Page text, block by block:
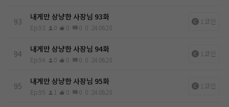
93 내게만 상냥한 사장님 93화
Ep.93 0 0 0 0 24.06.20
1코인
94 내게만 상냥한 사장님 94화
Ep.94 0 0 0 0 24.06.20
1코인
95 내게만 상냥한 사장님 95화
Ep.95 1 0 0 0 24.06.20
1코인